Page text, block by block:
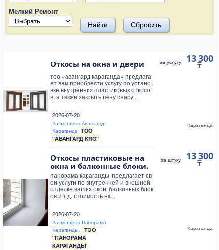
Мелкий Ремонт
Откосы на окна и двери за услугу 13 300
₸
тоо «авангард караганда» предлага
ет вам приобрести услугу по устано
вке внутренних пластиковых откосо
в, а также закрыть пену снару...
Караганда
2026-07-20
Размещено Авангард
Караганда ТОО
"АВАНГАРД KRG"
Откосы пластиковые на
окна и балконные блоки.
за штуку 13 300
₸
панорама караганды предлагает св
ои услуги по внутренней и внешней
отделке ваших окон, балконных блок
ов и т.д. стоимость на...
Караганда
2026-07-20
Размещено Панорама
Караганды,
ТОО
"ПАНОРАМА
КАРАГАНДЫ"